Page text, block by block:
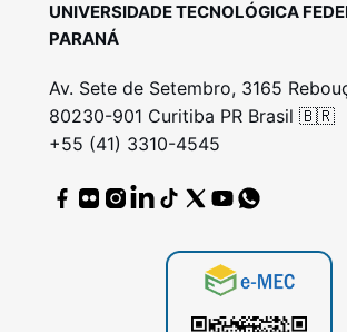
UNIVERSIDADE TECNOLÓGICA
PARANÁ
Av. Sete de Setembro, 3165
80230-901 Curitiba PR Brasil 🇧🇷
+55 (41) 3310-4545